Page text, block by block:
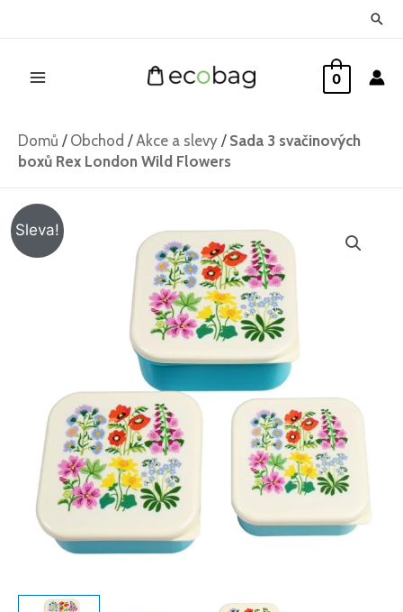
0
Domů / Obchod /Akce a slevy / Sada 3 svačinových
boxů Rex London Wild Flowers
Sleva!
Původní
cena
byla:
269 Kč.
Aktuální
cena
je:
159 Kč.
Sada
množství